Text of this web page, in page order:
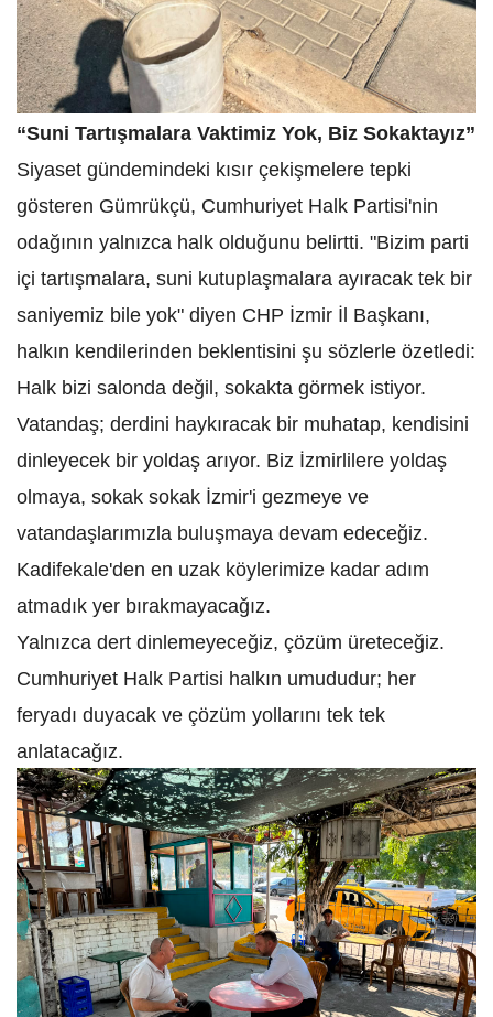
“Suni Tartışmalara Vaktimiz Yok, Biz Sokaktayız”
Siyaset gündemindeki kısır çekişmelere tepki
gösteren Gümrükçü, Cumhuriyet Halk Partisi'nin
odağının yalnızca halk olduğunu belirtti. "Bizim parti
içi tartışmalara, suni kutuplaşmalara ayıracak tek bir
saniyemiz bile yok" diyen CHP İzmir İl Başkanı,
halkın kendilerinden beklentisini şu sözlerle özetledi:
Halk bizi salonda değil, sokakta görmek istiyor.
Vatandaş; derdini haykıracak bir muhatap, kendisini
dinleyecek bir yoldaş arıyor. Biz İzmirlilere yoldaş
olmaya, sokak sokak İzmir'i gezmeye ve
vatandaşlarımızla buluşmaya devam edeceğiz.
Kadifekale'den en uzak köylerimize kadar adım
atmadık yer bırakmayacağız.
Yalnızca dert dinlemeyeceğiz, çözüm üreteceğiz.
Cumhuriyet Halk Partisi halkın umududur; her
feryadı duyacak ve çözüm yollarını tek tek
anlatacağız.